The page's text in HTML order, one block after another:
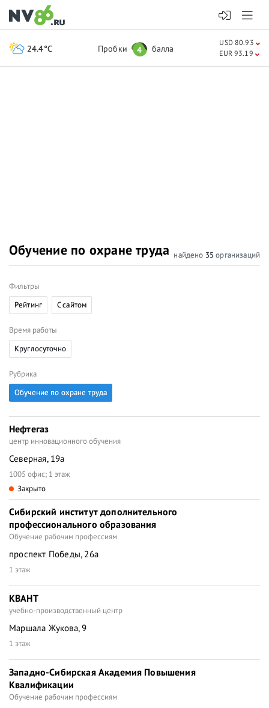
Обучение по охране труда найдено 35 организаций
Фильтры
Рейтинг
C сайтом
Время работы
Круглосуточно
Рубрика
Обучение по охране труда
Нефтегаз
центр инновационного обучения
Северная, 19а
1005 офис; 1 этаж
Закрыто
Сибирский институт дополнительного
профессионального образования
Обучение рабочим профессиям
проспект Победы, 26а
1 этаж
КВАНТ
учебно-производственный центр
Маршала Жукова, 9
1 этаж
Западно-Сибирская Академия Повышения
Квалификации
Обучение рабочим профессиям
24.4°C Пробки 4 балла
USD 80.93
EUR 93.19